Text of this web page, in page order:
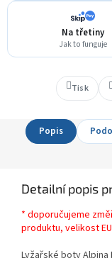
Na třetiny
Jak to funguje
Tisk
Popis
Detailní popis
* doporučujeme
produktu, velikost